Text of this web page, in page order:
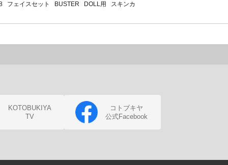
ェイスセット BUSTER DOLL用 スキンカ
KOTOBUKIYA
TV
コトブキヤ
公式Facebook